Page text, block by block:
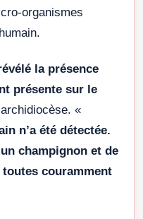
organismes
la présence
présente sur le
«
n’a été détectée.
champignon et de
couramment